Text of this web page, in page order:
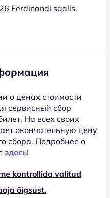
Ferdinandi saalis.
о ценах стоимости
сервисный сбор
На всех своих
окончательную цену
сбора. Подробнее о
здесь!
kontrollida valitud
õigsust.